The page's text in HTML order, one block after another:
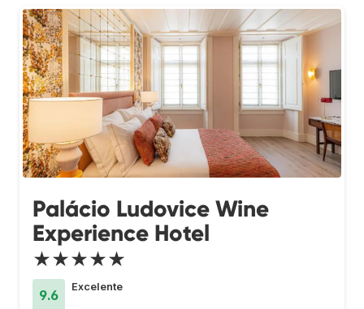
Palácio Ludovice Wine
Experience Hotel
★★★★★
9.6
Excelente